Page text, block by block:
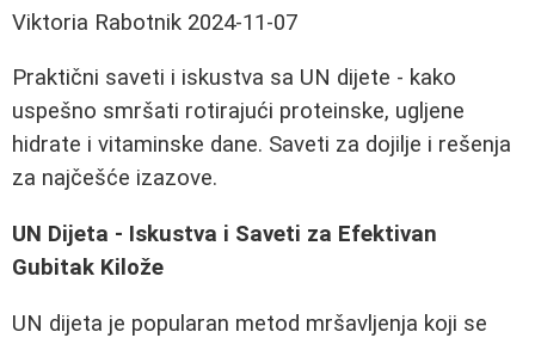
Viktoria Rabotnik 2024-11-07
Praktični saveti i iskustva sa UN dijete - kako
uspešno smršati rotirajući proteinske, ugljene
hidrate i vitaminske dane. Saveti za dojilje i rešenja
za najčešće izazove.
UN Dijeta - Iskustva i Saveti za Efektivan
Gubitak Kilože
UN dijeta je popularan metod mršavljenja koji se